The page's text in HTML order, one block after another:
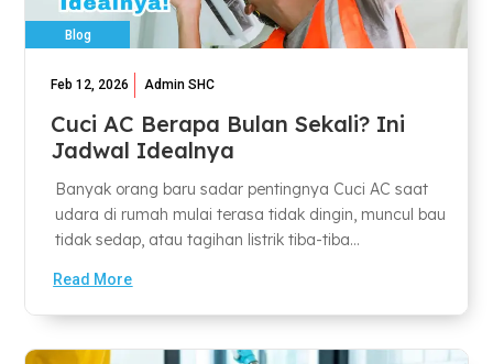
Blog
Feb 12, 2026 Admin SHC
Cuci AC Berapa Bulan Sekali? Ini
Jadwal Idealnya
Banyak orang baru sadar pentingnya Cuci AC saat
udara di rumah mulai terasa tidak dingin, muncul bau
tidak sedap, atau tagihan listrik tiba-tiba...
Read More